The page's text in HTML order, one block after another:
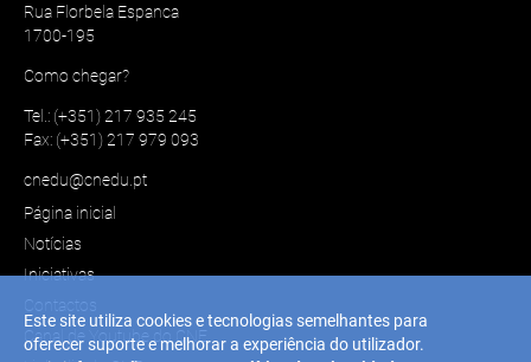
Rua Florbela Espanca
1700-195
Como chegar?
Tel.: (+351) 217 935 245
Fax: (+351) 217 979 093
cnedu@cnedu.pt
Página inicial
Notícias
Iniciativas
Contactos
Canal de Youtube do CNE
Este site utiliza cookies e tecnologias semelhantes para
oferecer suporte e melhorar a experiência do utilizador.